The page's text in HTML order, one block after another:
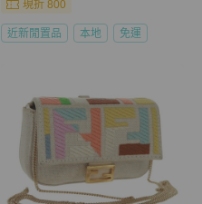
現折 800
近新閒置品 本地 免運